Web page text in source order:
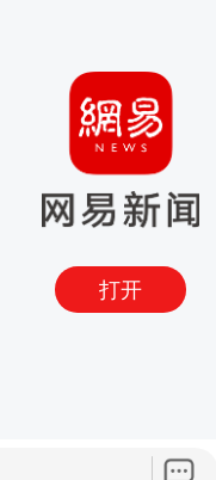
打开